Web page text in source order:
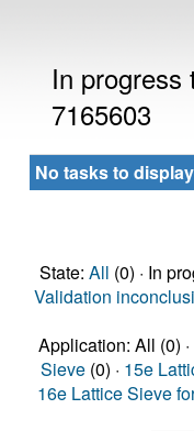
In progress
7165603
No tasks to display
State: All (0) · In
Validation
Application: All (0) ·
Sieve (0) · 15e
16e Lattice Sieve